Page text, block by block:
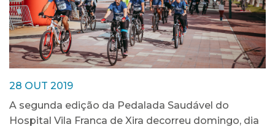
28 OUT 2019
A segunda edição da Pedalada Saudável do
Hospital Vila Franca de Xira decorreu domingo, dia